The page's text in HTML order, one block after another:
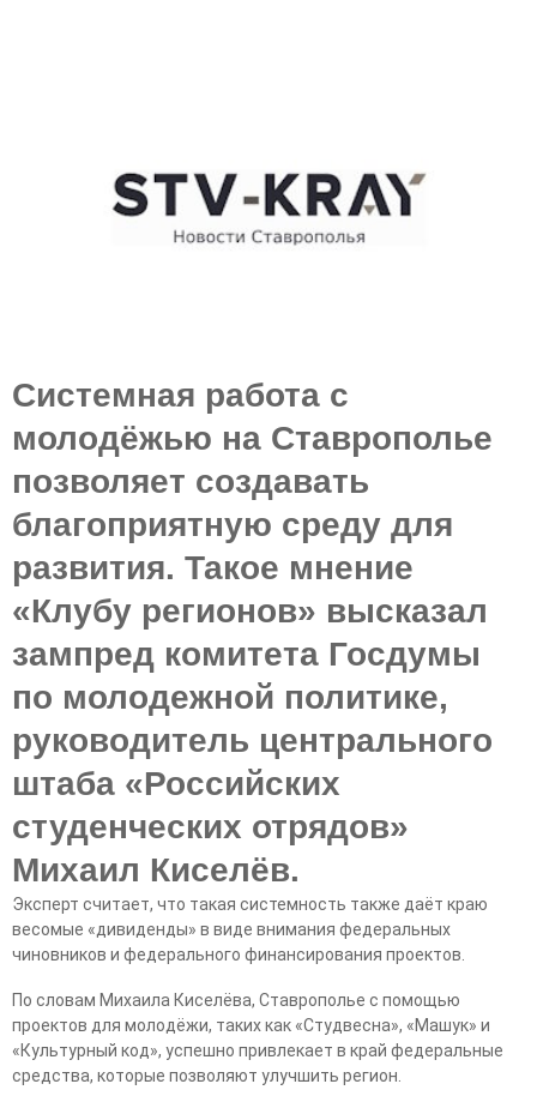
Системная работа с
молодёжью на Ставрополье
позволяет создавать
благоприятную среду для
развития. Такое мнение
«Клубу регионов» высказал
зампред комитета Госдумы
по молодежной политике,
руководитель центрального
штаба «Российских
студенческих отрядов»
Михаил Киселёв.
Эксперт считает, что такая системность также даёт краю
весомые «дивиденды» в виде внимания федеральных
чиновников и федерального финансирования проектов.
По словам Михаила Киселёва, Ставрополье с помощью
проектов для молодёжи, таких как «Студвесна», «Машук» и
«Культурный код», успешно привлекает в край федеральные
средства, которые позволяют улучшить регион.